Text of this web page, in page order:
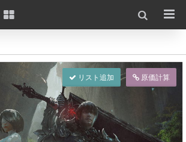
リスト追加 原価計算